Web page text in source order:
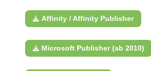
Affinity / Affinity Publisher
Microsoft Publisher (ab 2010)